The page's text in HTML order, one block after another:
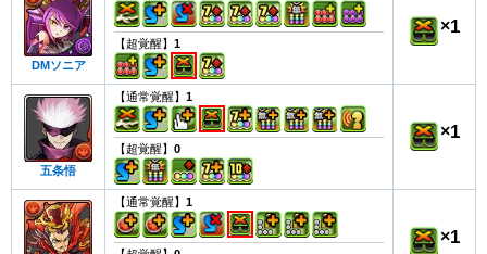
DMソニア
【超覚醒】 1
×1
五条悟
【通常覚醒】 1
【超覚醒】 0
×1
【通常覚醒】 1
×1